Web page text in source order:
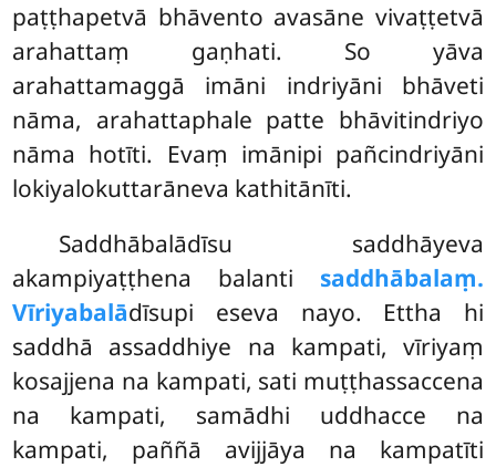
paṭṭhapetvā bhāvento avasāne vivaṭṭetvā
arahattaṃ gaṇhati. So yāva
arahattamaggā imāni indriyāni bhāveti
nāma, arahattaphale patte bhāvitindriyo
nāma hotīti. Evaṃ imānipi pañcindriyāni
lokiyalokuttarāneva kathitānīti.
Saddhābalādīsu saddhāyeva
akampiyaṭṭhena balanti saddhābalaṃ.
Vīriyabalādīsupi eseva nayo. Ettha hi
saddhā assaddhiye na kampati, vīriyaṃ
kosajjena na kampati, sati muṭṭhassaccena
na kampati, samādhi uddhacce na
kampati, paññā avijjāya na kampatīti